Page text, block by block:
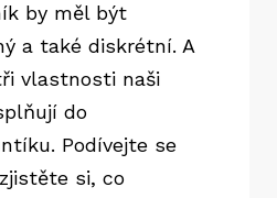
by měl být
a také diskrétní. A
vlastnosti naši
do
Podívejte se
si, co